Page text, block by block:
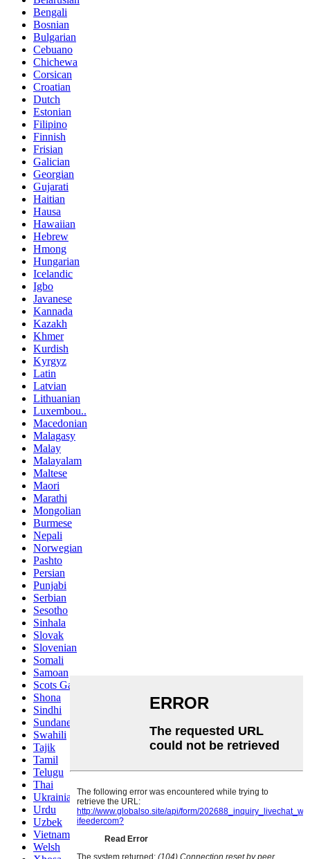
Bengali
Bosnian
Bulgarian
Cebuano
Chichewa
Corsican
Croatian
Dutch
Estonian
Filipino
Finnish
Frisian
Galician
Georgian
Gujarati
Haitian
Hausa
Hawaiian
Hebrew
Hmong
Hungarian
Icelandic
Igbo
Javanese
Kannada
Kazakh
Khmer
Kurdish
Kyrgyz
Latin
Latvian
Lithuanian
Luxembou..
Macedonian
Malagasy
Malay
Malayalam
Maltese
Maori
Marathi
Mongolian
Burmese
Nepali
Norwegian
Pashto
Persian
Punjabi
Serbian
Sesotho
Sinhala
Slovak
Slovenian
Somali
Samoan
Scots Gaelic
Shona
Sindhi
Sundanese
Swahili
Tajik
Tamil
Telugu
Thai
Ukrainian
Urdu
Uzbek
Vietnamese
Welsh